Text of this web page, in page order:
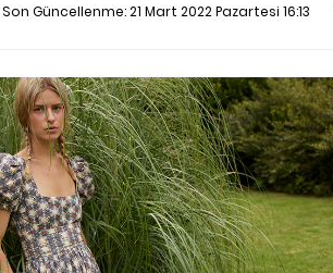
Son Güncellenme:21 Mart 2022 Pazartesi 16:13